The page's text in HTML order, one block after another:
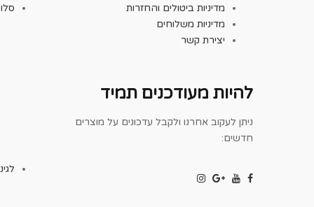
מדיניות ביטולים והחזרות
מדיניות משלוחים
יצירת קשר
להיות מעודכנים תמיד
ניתן לעקוב אחרנו ולקבל עדכונים על מוצרים
חדשים: